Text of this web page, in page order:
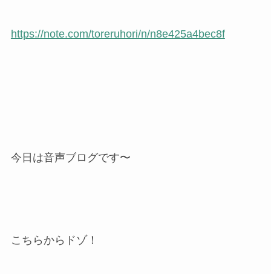
https://note.com/toreruhori/n/n8e425a4bec8f
今日は音声ブログです〜
こちらからドゾ！